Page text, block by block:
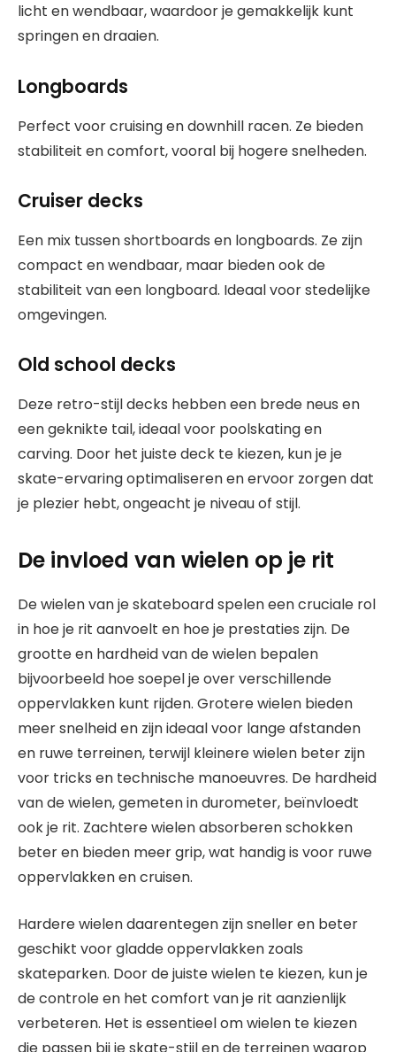
licht en wendbaar, waardoor je gemakkelijk kunt
springen en draaien.
Longboards
Perfect voor cruising en downhill racen. Ze bieden
stabiliteit en comfort, vooral bij hogere snelheden.
Cruiser decks
Een mix tussen shortboards en longboards. Ze zijn
compact en wendbaar, maar bieden ook de
stabiliteit van een longboard. Ideaal voor stedelijke
omgevingen.
Old school decks
Deze retro-stijl decks hebben een brede neus en
een geknikte tail, ideaal voor poolskating en
carving. Door het juiste deck te kiezen, kun je je
skate-ervaring optimaliseren en ervoor zorgen dat
je plezier hebt, ongeacht je niveau of stijl.
De invloed van wielen op je rit
De wielen van je skateboard spelen een cruciale rol
in hoe je rit aanvoelt en hoe je prestaties zijn. De
grootte en hardheid van de wielen bepalen
bijvoorbeeld hoe soepel je over verschillende
oppervlakken kunt rijden. Grotere wielen bieden
meer snelheid en zijn ideaal voor lange afstanden
en ruwe terreinen, terwijl kleinere wielen beter zijn
voor tricks en technische manoeuvres. De hardheid
van de wielen, gemeten in durometer, beïnvloedt
ook je rit. Zachtere wielen absorberen schokken
beter en bieden meer grip, wat handig is voor ruwe
oppervlakken en cruisen.
Hardere wielen daarentegen zijn sneller en beter
geschikt voor gladde oppervlakken zoals
skateparken. Door de juiste wielen te kiezen, kun je
de controle en het comfort van je rit aanzienlijk
verbeteren. Het is essentieel om wielen te kiezen
die passen bij je skate-stijl en de terreinen waarop